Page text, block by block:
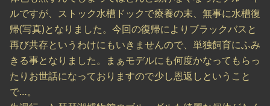
ルですが、ストック水槽ドックで療養の末、無事に水槽復
帰(写真)となりました。今回の復帰によりブラックバスと
再び共存というわけにもいきませんので、単独飼育にふみ
きる事となりました。まぁモデルにも何度かなってもらっ
たりお世話になっておりますので少し恩返しということ
で…。